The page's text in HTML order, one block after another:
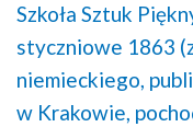
Szkoła Sztuk
styczniowe 1863
niemieckiego,
w Krakowie,